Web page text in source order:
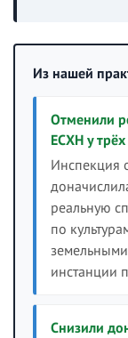
Из нашей
Отменили
ЕСХН у
Инспекция
реальную
по
инстанции
Снизили